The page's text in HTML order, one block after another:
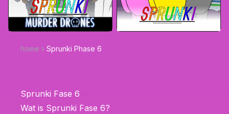
home Sprunki Phase 6
Sprunki Fase 6
Wat is Sprunki Fase 6?